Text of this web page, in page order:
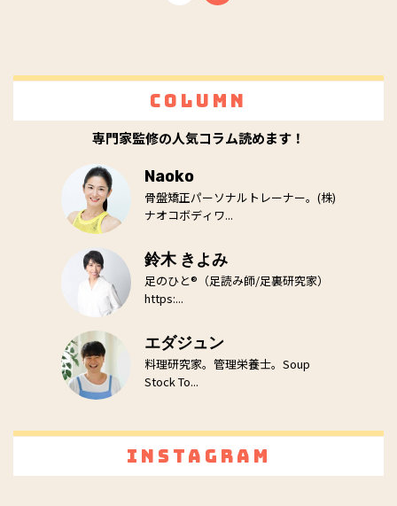
Column
専門家監修の人気コラム読めます！
Naoko
骨盤矯正パーソナルトレーナー。(株)
ナオコボディワ...
鈴木 きよみ
足のひと®（足読み師/足裏研究家）
https:...
エダジュン
料理研究家。管理栄養士。Soup
Stock To...
Instagram